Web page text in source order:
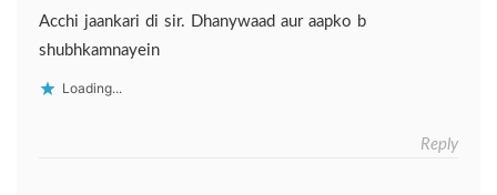
Acchi jaankari di sir. Dhanywaad aur aapko b
shubhkamnayein
Loading...
Reply